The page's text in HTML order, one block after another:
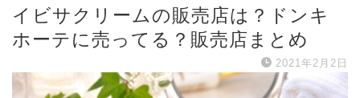
イビサクリームの販売店は？ドンキ
ホーテに売ってる？販売店まとめ
2021年2月2日